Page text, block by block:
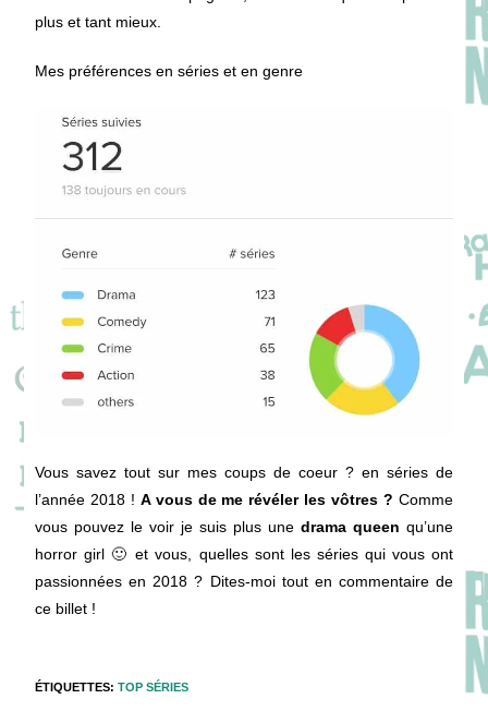
plus et tant mieux.
Mes préférences en séries et en genre
Vous savez tout sur mes coups de coeur ? en séries de
l’année 2018 ! A vous de me révéler les vôtres ? Comme
vous pouvez le voir je suis plus une drama queen qu’une
horror girl 🙂 et vous, quelles sont les séries qui vous ont
passionnées en 2018 ? Dites-moi tout en commentaire de
ce billet !
ÉTIQUETTES:TOP SÉRIES